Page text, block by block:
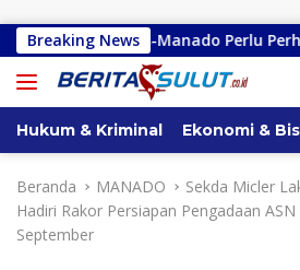
Breaking News
Kembes-Manado Perlu Perhatian
Hukum & Kriminal Ekonomi &
Beranda MANADO
Sekda Micler
Hadiri Rakor Persiapan Pengadaan
September